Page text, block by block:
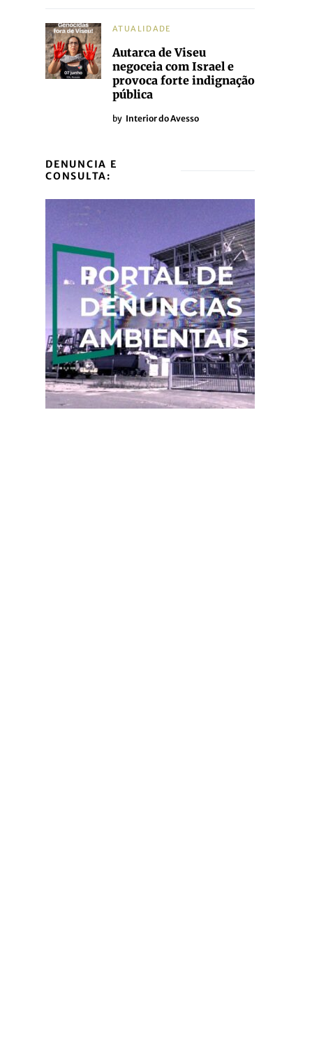
ATUALIDADE
Autarca de Viseu
negoceia com Israel e
provoca forte indignação
pública
by Interior do Avesso
DENUNCIA E
CONSULTA: